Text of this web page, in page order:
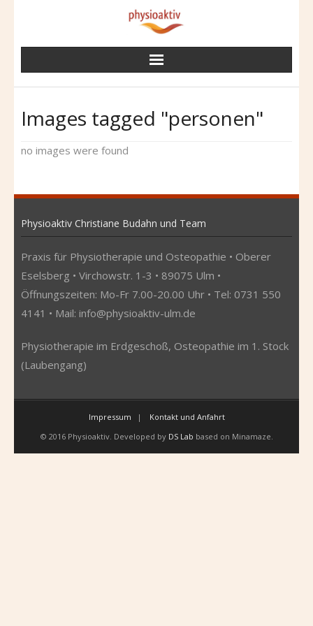
Images tagged "personen"
no images were found
Physioaktiv Christiane Budahn und Team
Praxis für Physiotherapie und Osteopathie • Oberer
Eselsberg • Virchowstr. 1-3 • 89075 Ulm •
Öffnungszeiten: Mo-Fr 7.00-20.00 Uhr • Tel: 0731 550
4141 • Mail: info@physioaktiv-ulm.de
Physiotherapie im Erdgeschoß, Osteopathie im 1. Stock
(Laubengang)
Impressum
Kontakt und Anfahrt
© 2016 Physioaktiv. Developed by DS Lab based on Minamaze.